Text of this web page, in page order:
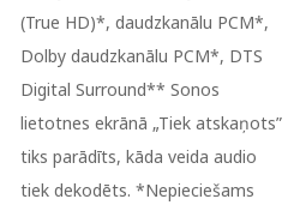
(True HD)*, daudzkanālu PCM*,
Dolby daudzkanālu PCM*, DTS
Digital Surround** Sonos
lietotnes ekrānā „Tiek atskaņots”
tiks parādīts, kāda veida audio
tiek dekodēts. *Nepieciešams